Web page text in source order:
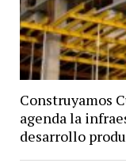
Construyamos
agenda la
desarrollo